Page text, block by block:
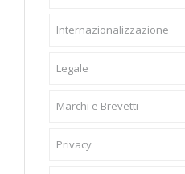
Internazionalizzazione
Legale
Marchi e Brevetti
Privacy